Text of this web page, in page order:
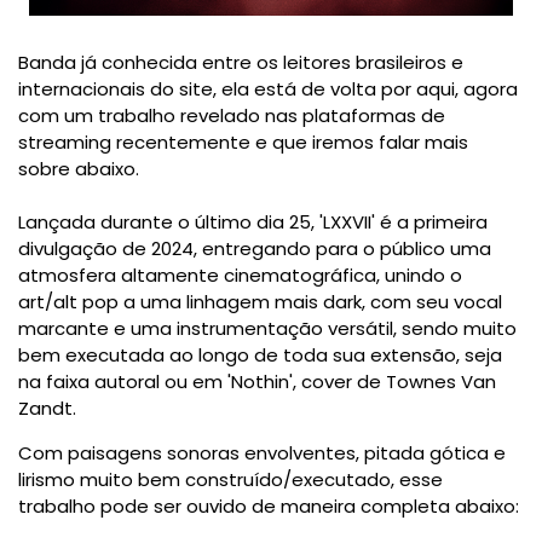
Banda já conhecida entre os leitores brasileiros e
internacionais do site, ela está de volta por aqui, agora
com um trabalho revelado nas plataformas de
streaming recentemente e que iremos falar mais
sobre abaixo.
Lançada durante o último dia 25, 'LXXVII' é a primeira
divulgação de 2024, entregando para o público uma
atmosfera altamente cinematográfica, unindo o
art/alt pop a uma linhagem mais dark, com seu vocal
marcante e uma instrumentação versátil, sendo muito
bem executada ao longo de toda sua extensão, seja
na faixa autoral ou em 'Nothin', cover de Townes Van
Zandt.
Com paisagens sonoras envolventes, pitada gótica e
lirismo muito bem construído/executado, esse
trabalho pode ser ouvido de maneira completa abaixo: